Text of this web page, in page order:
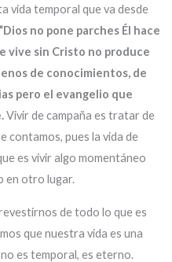
vida temporal que va desde
“Dios no pone parches Él hace
vive sin Cristo no produce
de conocimientos, de
pero el evangelio que
Vivir de campaña es tratar de
contamos, pues la vida de
es vivir algo momentáneo
en otro lugar.
de todo lo que es
que nuestra vida es una
es temporal, es eterno.